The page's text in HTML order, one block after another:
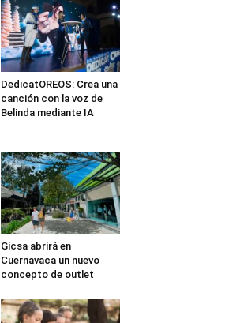
DedicatOREOS: Crea una
canción con la voz de
Belinda mediante IA
Gicsa abrirá en
Cuernavaca un nuevo
concepto de outlet